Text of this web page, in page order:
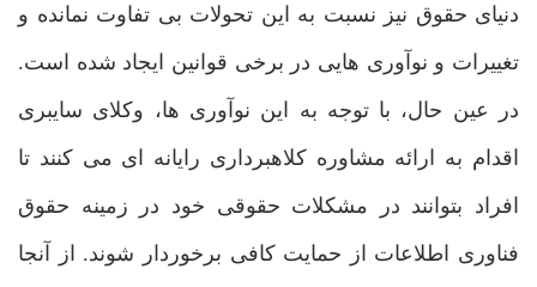
دنیای حقوق نیز نسبت به این تحولات بی تفاوت نمانده و
تغییرات و نوآوری هایی در برخی قوانین ایجاد شده است.
در عین حال، با توجه به این نوآوری ها، وکلای سایبری
اقدام به ارائه مشاوره کلاهبرداری رایانه ای می کنند تا
افراد بتوانند در مشکلات حقوقی خود در زمینه حقوق
فناوری اطلاعات از حمایت کافی برخوردار شوند. از آنجا